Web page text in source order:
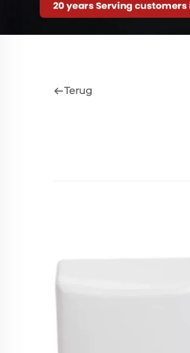
Terug